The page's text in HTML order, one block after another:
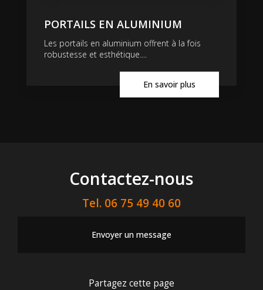
PORTAILS EN ALUMINIUM
Les portails en aluminium offrent à la fois
robustesse et esthétique....
En savoir plus
Contactez-nous
Tel. 06 75 49 40 60
Envoyer un message
Partagez cette page